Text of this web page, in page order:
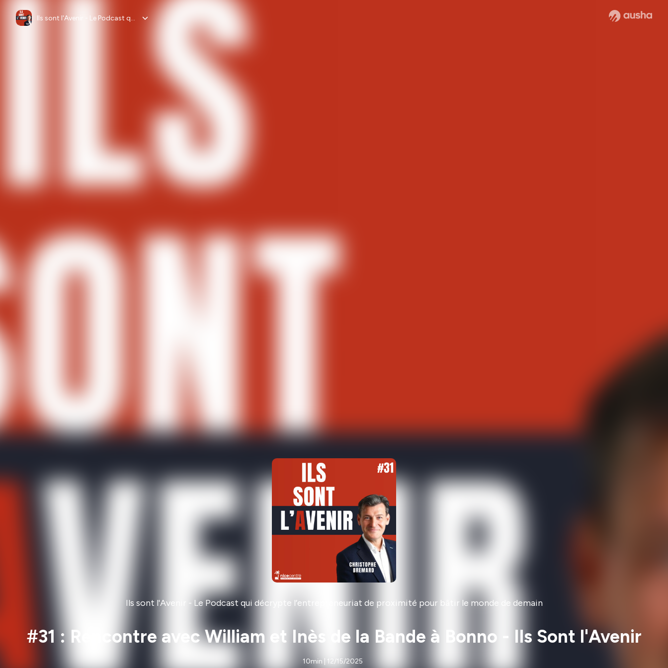
Ils sont l'Avenir - Le Podcast qui décrypte l’entrepreneuriat de proximité pour bâtir le monde de demain
Ils sont l'Avenir - Le Podcast qui décrypte l’entrepreneuriat de proximité pour bâtir le monde de demain
#31 : Rencontre avec William et Inès de la Bande à Bonno - Ils Sont l'Avenir
10min | 12/15/2025